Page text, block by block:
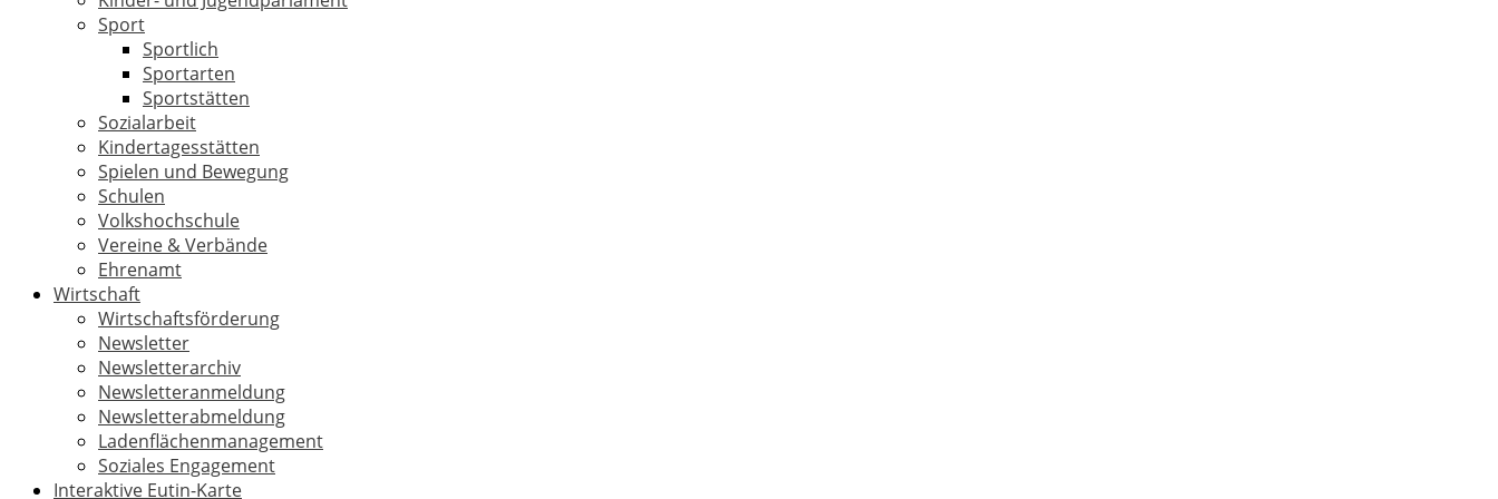
Sport
Sportlich
Sportarten
Sportstätten
Sozialarbeit
Kindertagesstätten
Spielen und Bewegung
Schulen
Volkshochschule
Vereine & Verbände
Ehrenamt
Wirtschaft
Wirtschaftsförderung
Newsletter
Newsletterarchiv
Newsletteranmeldung
Newsletterabmeldung
Ladenflächenmanagement
Soziales Engagement
Interaktive Eutin-Karte